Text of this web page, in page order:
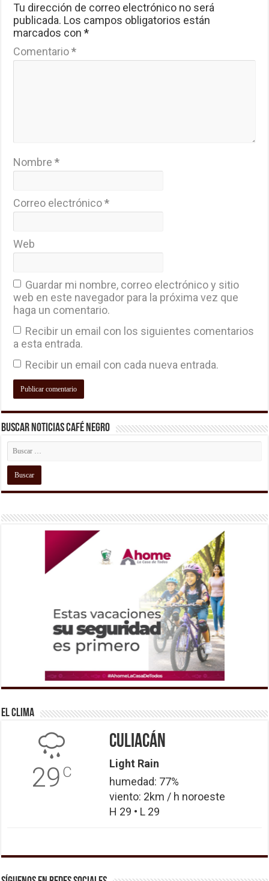
Tu dirección de correo electrónico no será
publicada. Los campos obligatorios están
marcados con*
Comentario*
Nombre*
Correo electrónico*
Web
Guardar mi nombre, correo electrónico y sitio
web en este navegador para la próxima vez que
haga un comentario.
Recibir un email con los siguientes comentarios
a esta entrada.
Recibir un email con cada nueva entrada.
Buscar Noticias Café Negro
El Clima
29 C
Culiacán
Light Rain
humedad: 77%
viento: 2km / h noroeste
H 29 • L 29